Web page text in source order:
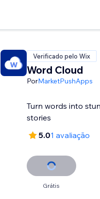
Verificado pelo Wix
Word Cloud
PorMarketPushApps
Turn words into
stories
5.01 avaliação
Grátis